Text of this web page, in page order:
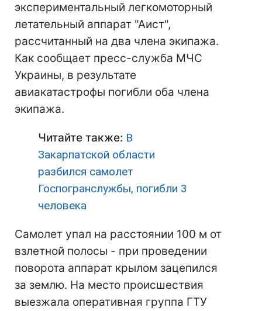
экспериментальный легкомоторный
летательный аппарат "Аист",
рассчитанный на два члена экипажа.
Как сообщает пресс-служба МЧС
Украины, в результате
авиакатастрофы погибли оба члена
экипажа.
Читайте также: В
Закарпатской области
разбился самолет
Госпогранслужбы, погибли 3
человека
Самолет упал на расстоянии 100 м от
взлетной полосы - при проведении
поворота аппарат крылом зацепился
за землю. На место происшествия
выезжала оперативная группа ГТУ